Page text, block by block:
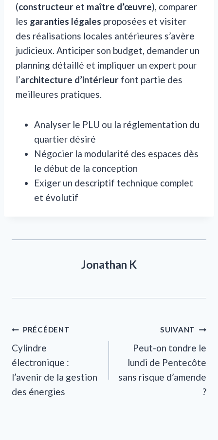
(constructeur et maître d’œuvre), comparer
les garanties légales proposées et visiter
des réalisations locales antérieures s’avère
judicieux. Anticiper son budget, demander un
planning détaillé et impliquer un expert pour
l’architecture d’intérieur font partie des
meilleures pratiques.
Analyser le PLU ou la réglementation du
quartier désiré
Négocier la modularité des espaces dès
le début de la conception
Exiger un descriptif technique complet
et évolutif
Jonathan K
Navigation
de
l’article
PRÉCÉDENT
Cylindre
électronique :
l’avenir de la gestion
des énergies
SUIVANT
Peut-on tondre le
lundi de Pentecôte
sans risque d’amende
?